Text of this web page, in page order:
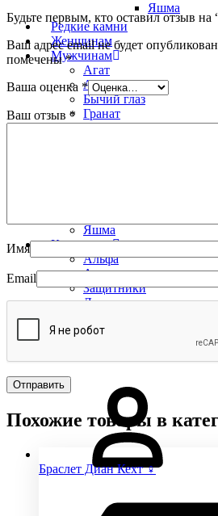
Яшма
Редкие камни
Женщинам
Мужчинам
Агат
Агат черный
Бычий глаз
Гранат
Ларвикит
Яшма
Коллекции
Альфа
Арго
Защитники
Лесная сказка
Премиум
Будьте первым, кто оставил отзыв на
Ваш адрес email не будет
помечены*
Ваша оценка *
Ваш отзыв *
Имя
Email
Похожие товары в
Браслет Диан Кехт ♀